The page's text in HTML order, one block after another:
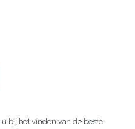
u bij het vinden van de beste